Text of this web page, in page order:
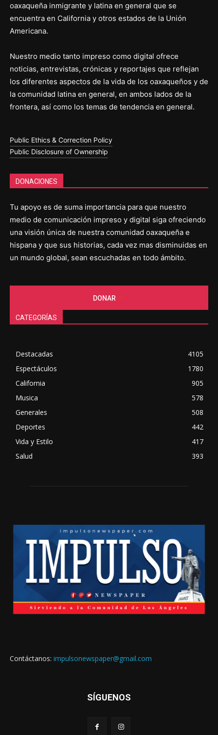
oaxaqueña inmigrante y latina en general que se
encuentra en California y otros estados de la Unión
Americana.
Nuestro medio tanto impreso como digital ofrece
noticias, entrevistas, crónicas y reportajes que reflejan
los diferentes aspectos de la vida de los oaxaqueños y de
la comunidad latina en general, en ambos lados de la
frontera, así como los temas de tendencia en general.
Public Ethics & Correction Policy
Public Disclosure of Ownership
DONACIONES
Tu apoyo es de suma importancia para que nuestro
medio de comunicación impreso y digital siga ofreciendo
una visión única de nuestra comunidad oaxaqueña e
hispana y que sus historias, cada vez mas disminuidas en
un mundo global, sean escuchadas en todo ámbito.
DONAR
CATEGORÍAS
Destacadas
4105
Espectáculos
1780
California
905
Musica
578
Generales
508
Deportes
442
Vida y Estilo
417
Salud
393
Contáctanos: impulsonewspaper@gmail.com
SÍGUENOS